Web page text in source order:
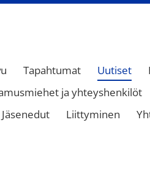
Tapahtumat Uutiset
ja yhteyshenkilöt
Liittyminen